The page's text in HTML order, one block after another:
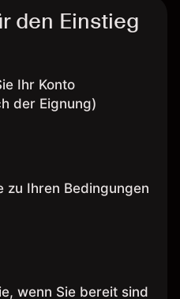
den Einstieg
Ihr Konto
der Eignung)
zu Ihren Bedingungen
wenn Sie bereit sind